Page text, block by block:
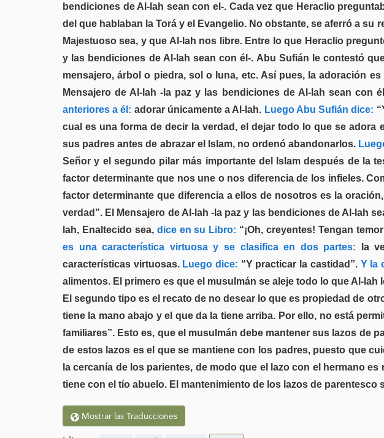
bendiciones de Al-lah sean con el-. Cada vez que Heraclio
del que hablaban la Torá y el Evangelio. No obstante, se aferró a
Majestuoso sea, y que Al-lah nos libre. Entre lo que Heraclio
y las bendiciones de Al-lah sean con él-. Abu Sufián le contestó
mensajero, árbol o piedra, sol o luna, etc. Así pues, la adoración
Mensajero de Al-lah -la paz y las bendiciones de Al-lah sean con
anteriores a él: adorar únicamente a Al-lah. Luego Abu Sufián dice:
cual es una forma de decir la verdad, el dejar todo lo que se
sus padres antes de abrazar el Islam, no ordenó abandonarlos.
Señor y el segundo pilar más importante del Islam después de la
factor determinante que nos une o nos diferencia de los infieles.
factor determinante que diferencia a ellos de nosotros es la
verdad”. El Mensajero de Al-lah -la paz y las bendiciones de Al-lah
lah, Enaltecido sea,dice en su Libro: “¡Oh, creyentes! Tengan
es una característica virtuosa y se clasifica en dos partes: la
características virtuosas.Luego dice: “Y practicar la castidad”.Y la
alimentos. El primero es que el musulmán se aleje todo lo que Al-
El segundo tipo es el recato de no desear lo que es propiedad de
tiene la mano abajo y el que da la tiene arriba. Por ello, no está
familiares”. Esto es, que el musulmán debe mantener sus lazos de
de estos lazos es el que se mantiene con los padres, puesto que
la cercanía de los parientes, de modo que el lazo con el hermano
tiene con el tío abuelo. El mantenimiento de los lazos de
Mostrar las Traducciones